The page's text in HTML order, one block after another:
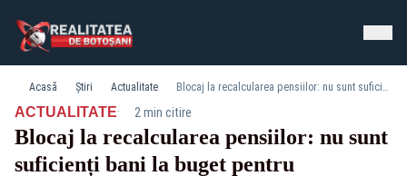
Acasă Știri Actualitate Blocaj la recalcularea pensiilor: nu sunt suficienți bani la buget pentru eventualele majorări. Când vor fi rezolvate inechitățile
ACTUALITATE· 2 min citire
Blocaj la recalcularea pensiilor: nu sunt
suficienți bani la buget pentru